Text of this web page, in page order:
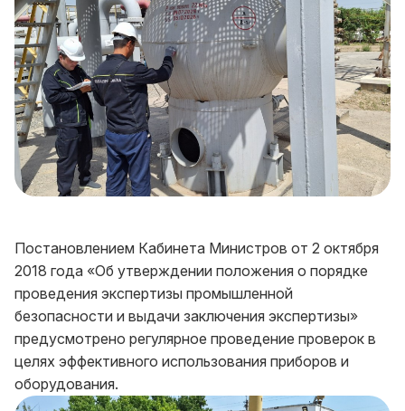
Постановлением Кабинета Министров от 2 октября
2018 года «Об утверждении положения о порядке
проведения экспертизы промышленной
безопасности и выдачи заключения экспертизы»
предусмотрено регулярное проведение проверок в
целях эффективного использования приборов и
оборудования.